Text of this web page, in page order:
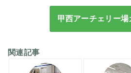
甲西アーチェリー場
関連記事